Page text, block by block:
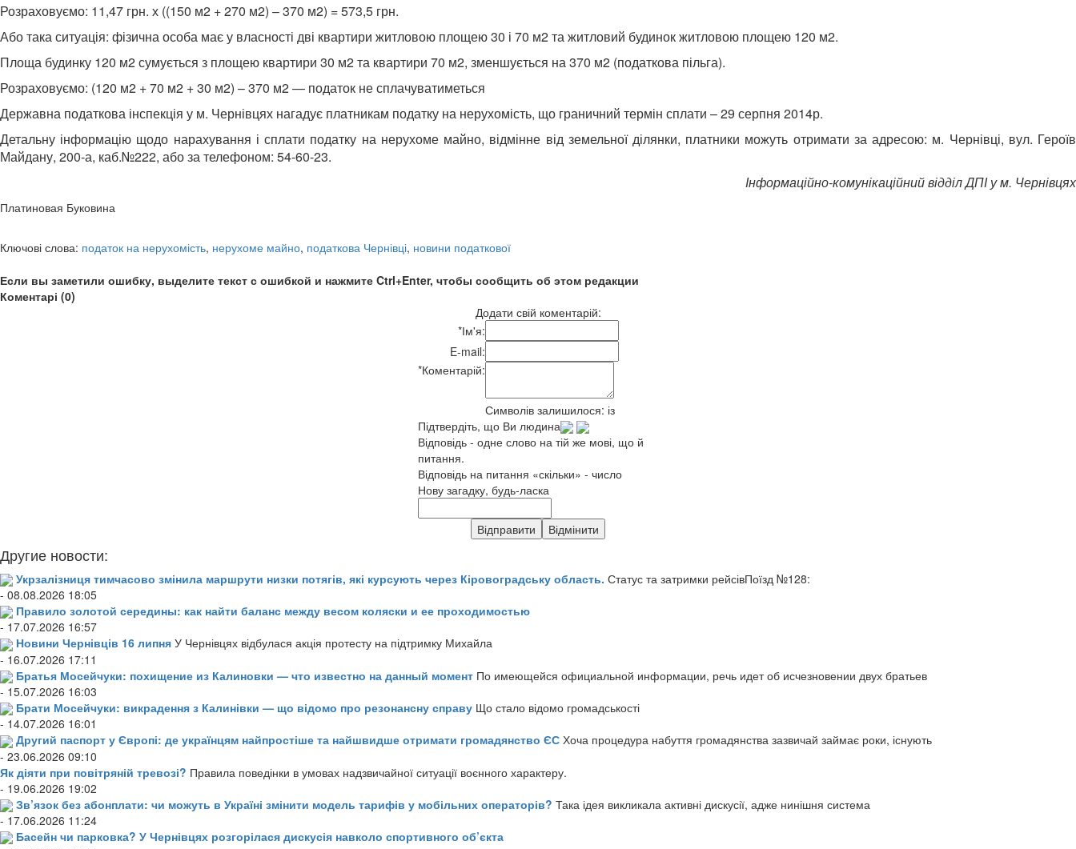
Розраховуємо: 11,47 грн. х ((150 м2 + 270 м2) – 370 м2) = 573,5 грн.
Або така ситуація: фізична особа має у власності дві квартири житловою площею 30 і 70 м2 та житловий будинок житловою площею 120 м2.
Площа будинку 120 м2 сумується з площею квартири 30 м2 та квартири 70 м2, зменшується на 370 м2 (податкова пільга).
Розраховуємо: (120 м2 + 70 м2 + 30 м2) – 370 м2 — податок не сплачуватиметься
Державна податкова інспекція у м. Чернівцях нагадує платникам податку на нерухомість, що граничний термін сплати – 29 серпня 2014р.
Детальну інформацію щодо нарахування і сплати податку на нерухоме майно, відмінне від земельної ділянки, платники можуть отримати за адресою: м. Чернівці, вул. Героїв
Майдану, 200-а, каб.№222, або за телефоном: 54-60-23.
Інформаційно-комунікаційний відділ ДПІ у м. Чернівцях
Платиновая Буковина
Ключові слова: податок на нерухомість, нерухоме майно, податкова Чернівці, новини податкової
Если вы заметили ошибку, выделите текст с ошибкой и нажмите Ctrl+Enter, чтобы сообщить об этом редакции
Коментарі (0)
Додати свій коментарій:
*Ім'я:
E-mail:
*Коментарій:
Символів залишилося: із
Підтвердіть, що Ви людина
Відповідь - одне слово на тій же мові, що й
питання.
Відповідь на питання «скільки» - число
Нову загадку, будь-ласка
Другие новости:
Укрзалізниця тимчасово змінила маршрути низки потягів, які курсують через Кіровоградську область. Статус та затримки рейсівПоїзд №128:
- 08.08.2026 18:05
Правило золотой середины: как найти баланс между весом коляски и ее проходимостью
- 17.07.2026 16:57
Новини Чернівців 16 липня У Чернівцях відбулася акція протесту на підтримку Михайла
- 16.07.2026 17:11
Братья Мосейчуки: похищение из Калиновки — что известно на данный момент По имеющейся официальной информации, речь идет об исчезновении двух братьев
- 15.07.2026 16:03
Брати Мосейчуки: викрадення з Калинівки — що відомо про резонансну справу Що стало відомо громадськості
- 14.07.2026 16:01
Другий паспорт у Європі: де українцям найпростіше та найшвидше отримати громадянство ЄС Хоча процедура набуття громадянства зазвичай займає роки, існують
- 23.06.2026 09:10
Як діяти при повітряній тревозі? Правила поведінки в умовах надзвичайної ситуації воєнного характеру.
- 19.06.2026 19:02
Зв’язок без абонплати: чи можуть в Україні змінити модель тарифів у мобільних операторів? Така ідея викликала активні дискусії, адже нинішня система
- 17.06.2026 11:24
Басейн чи парковка? У Чернівцях розгорілася дискусія навколо спортивного об’єкта